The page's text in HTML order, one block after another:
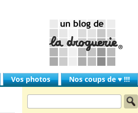
Vos photos Nos coups de ♥ !!!